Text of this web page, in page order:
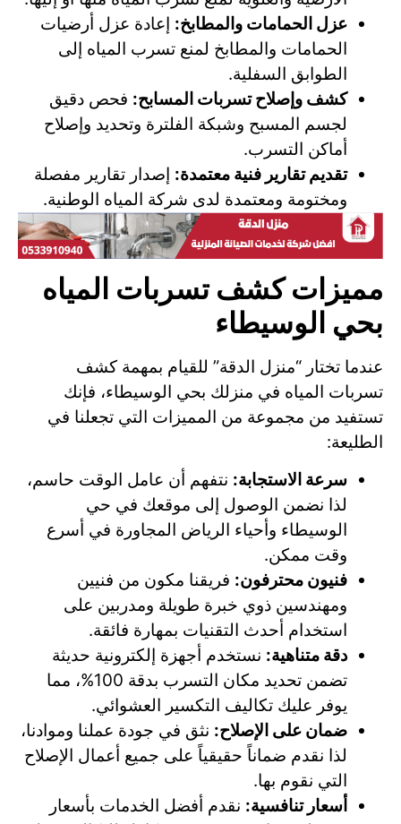
عزل الحمامات والمطابخ: إعادة عزل أرضيات
الحمامات والمطابخ لمنع تسرب المياه إلى
الطوابق السفلية.
كشف وإصلاح تسربات المسابح: فحص دقيق
لجسم المسبح وشبكة الفلترة وتحديد وإصلاح
أماكن التسرب.
تقديم تقارير فنية معتمدة: إصدار تقارير مفصلة
ومختومة ومعتمدة لدى شركة المياه الوطنية.
مميزات كشف تسربات المياه
بحي الوسيطاء
عندما تختار “منزل الدقة” للقيام بمهمة كشف
تسربات المياه في منزلك بحي الوسيطاء، فإنك
تستفيد من مجموعة من المميزات التي تجعلنا في
الطليعة:
سرعة الاستجابة: نتفهم أن عامل الوقت حاسم،
لذا نضمن الوصول إلى موقعك في حي
الوسيطاء وأحياء الرياض المجاورة في أسرع
وقت ممكن.
فنيون محترفون: فريقنا مكون من فنيين
ومهندسين ذوي خبرة طويلة ومدربين على
استخدام أحدث التقنيات بمهارة فائقة.
دقة متناهية: نستخدم أجهزة إلكترونية حديثة
تضمن تحديد مكان التسرب بدقة 100%، مما
يوفر عليك تكاليف التكسير العشوائي.
ضمان على الإصلاح: نثق في جودة عملنا وموادنا،
لذا نقدم ضماناً حقيقياً على جميع أعمال الإصلاح
التي نقوم بها.
أسعار تنافسية: نقدم أفضل الخدمات بأسعار